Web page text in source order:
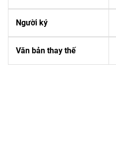
Người ký
Văn bản thay thế